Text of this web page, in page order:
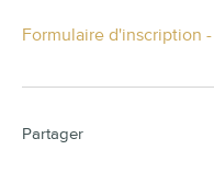
Formulaire d'inscription
Partager